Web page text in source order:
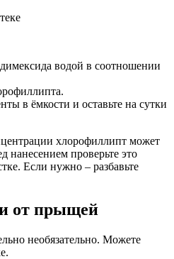
водой в соотношении
в ёмкости и оставьте на сутки
хлорофиллипт может
нанесением проверьте это
Если нужно – разбавьте
от прыщей
необязательно. Можете